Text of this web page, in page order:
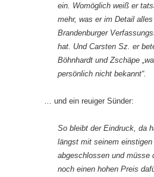
ein. Womöglich weiß er
mehr, was er im Detail
Brandenburger
hat. Und Carsten Sz. er
Böhnhardt und Zschäpe
persönlich nicht bekannt“.
… und ein reuiger Sünder:
So bleibt der Eindruck, da
längst mit seinem
abgeschlossen und müsse
noch einen hohen Preis